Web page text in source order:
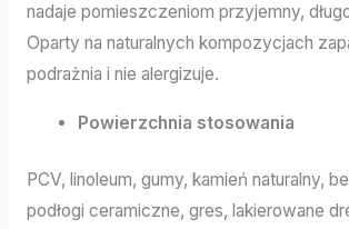
nadaje pomieszczeniom przyjemny,
Oparty na naturalnych kompozycjach
podrażnia i nie alergizuje.
Powierzchnia stosowania
PCV, linoleum, gumy, kamień naturalny,
podłogi ceramiczne, gres, lakierowane